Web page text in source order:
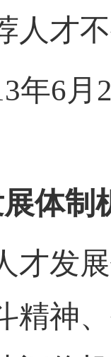
人才
年6月
体制
发展
精神